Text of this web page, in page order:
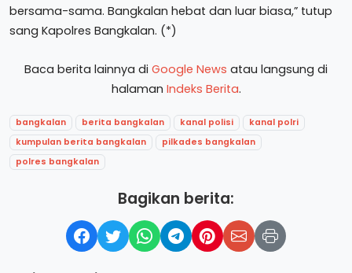
bersama-sama. Bangkalan hebat dan luar biasa,” tutup
sang Kapolres Bangkalan. (*)
Baca berita lainnya di Google News atau langsung di
halaman Indeks Berita.
bangkalan berita bangkalan kanal polisi
kanal polri
kumpulan berita bangkalan
pilkades bangkalan
polres bangkalan
Bagikan berita: